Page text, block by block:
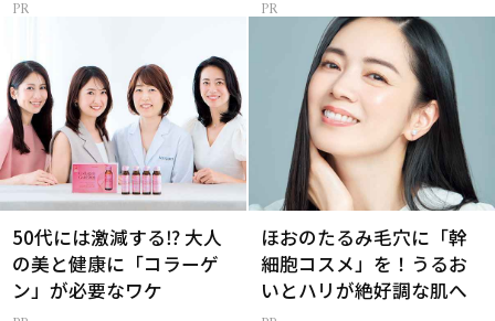
50代には激減する⁉ 大人
の美と健康に「コラーゲ
ン」が必要なワケ
ほおのたるみ毛穴に「幹
細胞コスメ」を！うるお
いとハリが絶好調な肌へ